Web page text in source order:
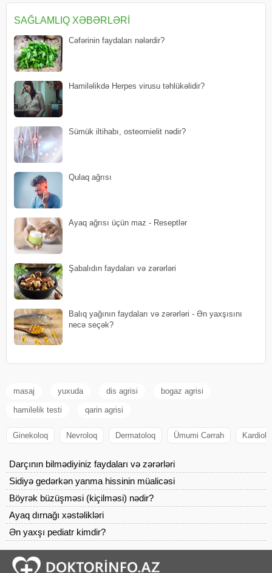
Deksametazon iltihabi prosesi
aktiv şəkildə dəf edir, praktiki
olara
SAĞLAMLIQ XƏBƏRLƏRI
Cəfərinin faydaları nələrdir?
Hamiləlikdə Herpes virusu təhlükəlidir?
Sümük iltihabı, osteomielit nədir?
Qulaq ağrısı
Ayaq ağrısı üçün maz - Reseptlər
Şabalıdın faydaları və zərərləri
Balıq yağının faydaları və zərərləri - Ən yaxşısını
necə seçək?
masaj yuxuda dis agrisi bogaz agrisi
hamilelik testi qarin agrisi
Ginekoloq Nevroloq Dermatoloq Ümumi Cərrah
Darçının bilmədiyiniz faydaları və zərərləri
Sidiyə gedərkən yanma hissinin müalicəsi
Böyrək büzüşməsi (kiçilməsi) nədir?
Ayaq dırnağı xəstəlikləri
Ən yaxşı pediatr kimdir?